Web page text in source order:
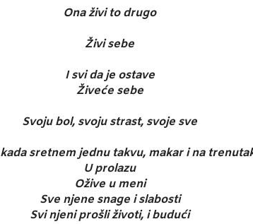
Ona živi to drugo
Živi sebe
I svi da je ostave
Živeće sebe
Svoju bol, svoju strast, svoje sve
sretnem jednu takvu, makar i na
U prolazu
Ožive u meni
Sve njene snage i slabosti
Svi njeni prošli životi, i budući